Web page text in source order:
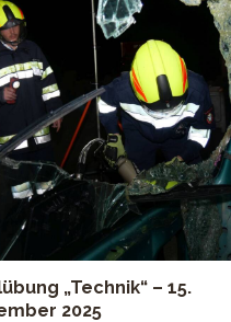
„Technik“ – 15.
2025